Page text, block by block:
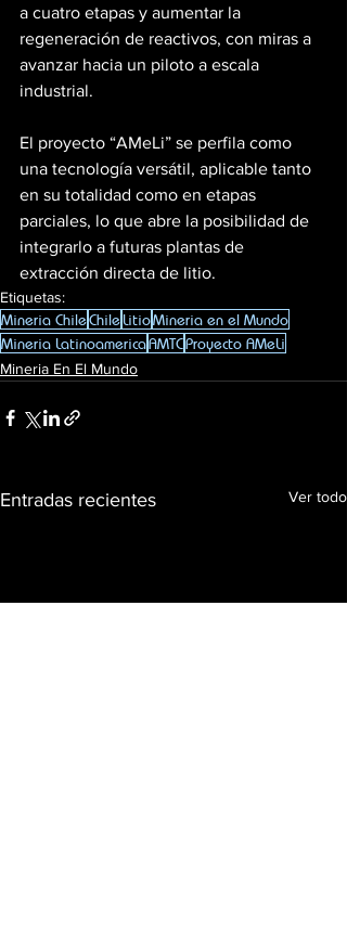
a cuatro etapas y aumentar la
regeneración de reactivos, con miras a
avanzar hacia un piloto a escala
industrial.
El proyecto “AMeLi” se perfila como
una tecnología versátil, aplicable tanto
en su totalidad como en etapas
parciales, lo que abre la posibilidad de
integrarlo a futuras plantas de
extracción directa de litio.
Etiquetas:
Mineria ChileChileLitioMineria en el Mundo
Mineria LatinoamericaAMTCProyecto AMeLi
Mineria En El Mundo
Entradas recientes Ver todo